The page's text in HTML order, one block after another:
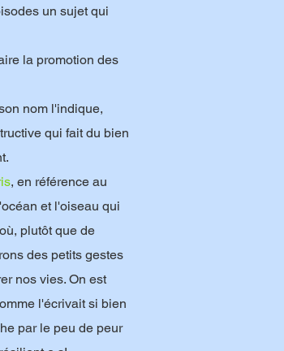
un sujet qui
la promotion des
nom l'indique,
qui fait du bien
, en référence au
et l'oiseau qui
plutôt que de
des petits gestes
nos vies. On est
l'écrivait si bien
par le peu de peur